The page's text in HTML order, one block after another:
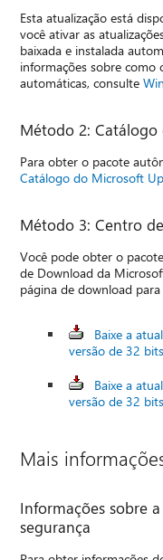
Esta atualização está
você ativar as
baixada e instalada
informações sobre como
automáticas, consulte
Método 2:
Para obter o pacote
Catálogo do Microsoft
Método 3: Centro
Você pode obter o
de Download da
página de download
Baixe a
versão de 32
Baixe a
versão de 32
Mais
Informações sobre
segurança